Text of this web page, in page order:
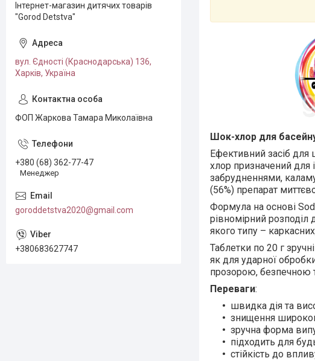
Шок-хлор для
Ефективний засіб
хлор призначений для
забрудненнями,
(56%) препарат
Формула на основі
рівномірний розподіл
якого типу –
Таблетки по 20 г
як для ударної
прозорою, безпечною
Переваги:
швидка дія та
знищення
зручна форма
підходить для
стійкість до
Інтернет-магазин дитячих товарів
"Gorod Detstva"
вул. Єдності (Краснодарська) 136,
Харків, Україна
ФОП Жаркова Тамара Миколаївна
+380 (68) 362-77-47
Менеджер
goroddetstva2020@gmail.com
+380683627747